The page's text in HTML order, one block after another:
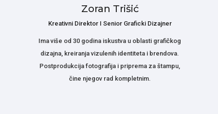
Zoran Trišić
Kreativni Direktor I Senior Graficki Dizajner
Ima više od 30 godina iskustva u oblasti grafičkog
dizajna, kreiranja vizulenih identiteta i brendova.
Postprodukcija fotografija i priprema za štampu,
čine njegov rad kompletnim.